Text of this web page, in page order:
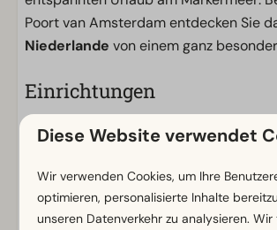
Poort van Amsterdam entdecken Sie
Niederlande von einem ganz
Einrichtungen
Allgemein
WLAN (gratis)
Mit mehreren Stockwerken
Parkmöglichkeit in der Nähe der
Diese Website verwendet
Wir verwenden Cookies, um Ihre
optimieren, personalisierte Inhalte
unseren Datenverkehr zu analysieren.